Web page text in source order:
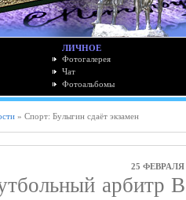
ЛИЧНОЕ
Фотогалерея
Чат
Фотоальбомы
» Спорт: Булыгин сдаёт экзамен
25 ФЕВРАЛЯ
арбитр